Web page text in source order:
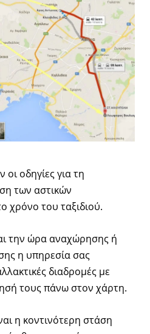
οδηγίες για τη
των αστικών
χρόνο του ταξιδιού.
την ώρα αναχώρησης ή
η υπηρεσία σας
διαδρομές με
τους πάνω στον χάρτη.
η κοντινότερη στάση